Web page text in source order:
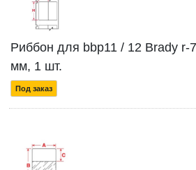
Риббон для bbp11 / 12 Brady r-
мм, 1 шт.
Под заказ